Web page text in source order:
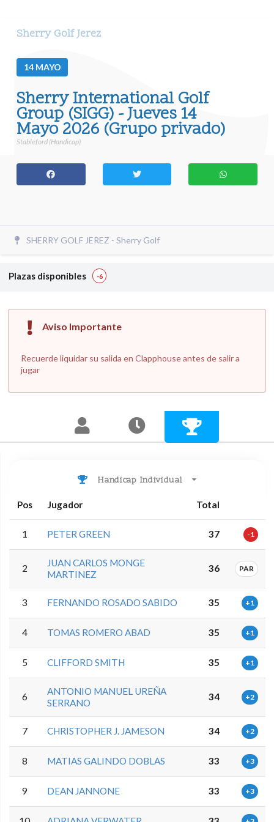
Sherry Golf Jerez
14 MAYO
Sherry International Golf
Group (SIGG) - Jueves 14
Mayo 2026 (Grupo privado)
Stableford (Handicap)
SHERRY GOLF JEREZ - Sherry Golf
Plazas disponibles -6
Aviso Importante
Recuerde liquidar su salida en Clapphouse antes de salir a
jugar
Handicap Individual
Pos Jugador Total
1 PETER GREEN 37 -1
2
JUAN CARLOS MONGE
MARTINEZ
36 PAR
3 FERNANDO ROSADO SABIDO 35 +1
4 TOMAS ROMERO ABAD 35 +1
5 CLIFFORD SMITH 35 +1
6
ANTONIO MANUEL UREÑA
SERRANO
34 +2
7 CHRISTOPHER J. JAMESON 34 +2
8 MATIAS GALINDO DOBLAS 33 +3
9 DEAN JANNONE 33 +3